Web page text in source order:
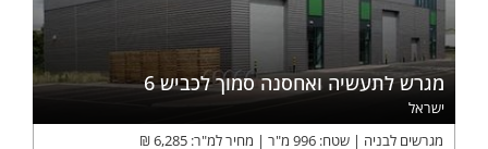
מגרש לתעשיה ואחסנה סמוך לכביש 6
ישראל
מגרשים לבניה
שטח: 996 מ"ר מחיר למ"ר: 6,285
₪